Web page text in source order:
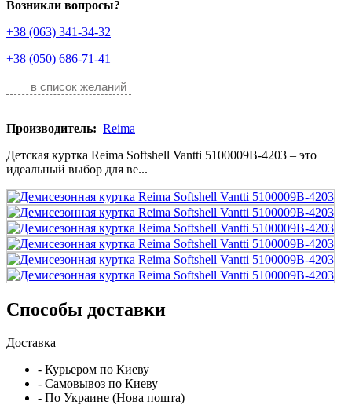
Возникли вопросы?
+38 (063) 341-34-32
+38 (050) 686-71-41
в список желаний
Производитель: Reima
Детская куртка Reima Softshell Vantti 5100009B-4203 – это
идеальный выбор для ве...
Способы доставки
Доставка
- Курьером по Киеву
- Самовывоз по Киеву
- По Украине (Нова пошта)